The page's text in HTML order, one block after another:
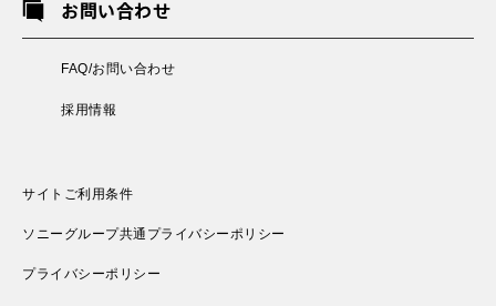
お問い合わせ
FAQ/お問い合わせ
採用情報
サイトご利用条件
ソニーグループ共通プライバシーポリシー
プライバシーポリシー